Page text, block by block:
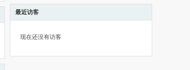
最近访客
现在还没有访客